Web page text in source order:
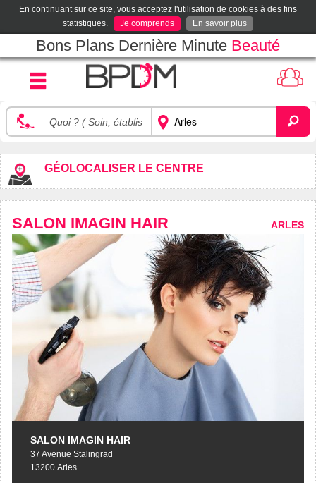
En continuant sur ce site, vous acceptez l'utilisation de cookies à des fins
statistiques.
Je comprends En savoir plus
Bons Plans Dernière Minute Beauté
GÉOLOCALISER LE CENTRE
SALON IMAGIN HAIR ARLES
SALON IMAGIN HAIR
37 Avenue Stalingrad
13200 Arles